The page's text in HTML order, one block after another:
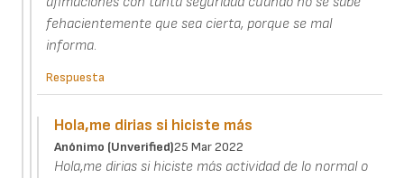
fehacientemente que sea cierta, porque se mal
informa.
Respuesta
Hola,me dirias si hiciste más
Anónimo (unverified)25 Mar 2022
Hola,me dirias si hiciste más actividad de lo normal o